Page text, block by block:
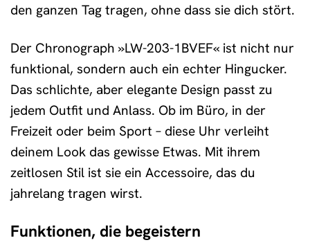
den ganzen Tag tragen, ohne dass sie dich stört.
Der Chronograph »LW-203-1BVEF« ist nicht nur
funktional, sondern auch ein echter Hingucker.
Das schlichte, aber elegante Design passt zu
jedem Outfit und Anlass. Ob im Büro, in der
Freizeit oder beim Sport – diese Uhr verleiht
deinem Look das gewisse Etwas. Mit ihrem
zeitlosen Stil ist sie ein Accessoire, das du
jahrelang tragen wirst.
Funktionen, die begeistern